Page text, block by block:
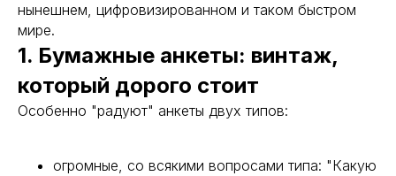
нынешнем, цифровизированном и таком быстром
мире.
1. Бумажные анкеты: винтаж,
который дорого стоит
Особенно "радуют" анкеты двух типов:
огромные, со всякими вопросами типа: "Какую